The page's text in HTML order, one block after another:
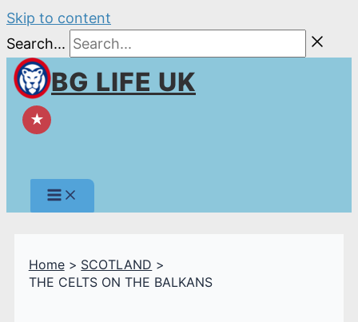
Skip to content
Search...
BG LIFE UK
★
Home
SCOTLAND
THE CELTS ON THE BALKANS